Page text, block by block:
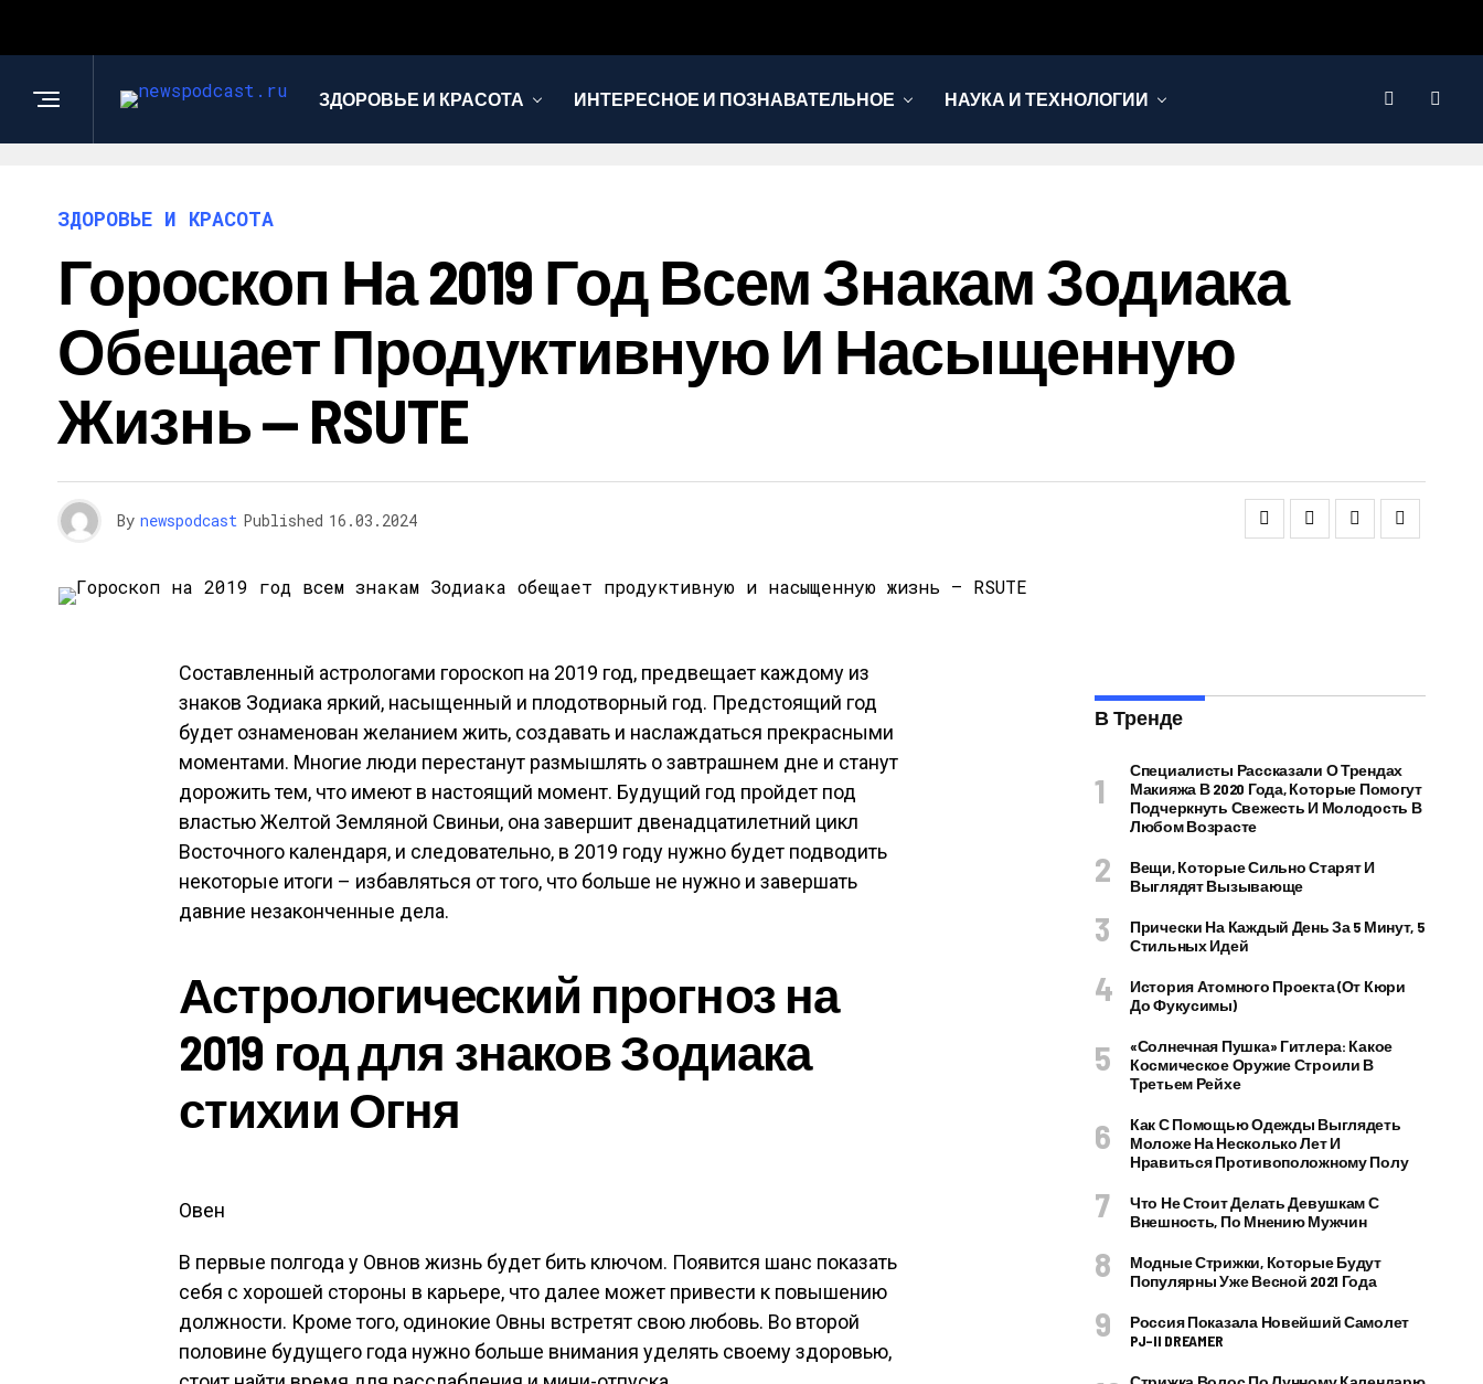
ЗДОРОВЬЕ И КРАСОТА ИНТЕРЕСНОЕ И ПОЗНАВАТЕЛЬНОЕ НАУКА И ТЕХНОЛОГИИ
ЗДОРОВЬЕ И КРАСОТА
Гороскоп На 2019 Год Всем Знакам Зодиака
Обещает Продуктивную И Насыщенную
Жизнь — RSUTE
By newspodcast Published 16.03.2024
Составленный астрологами гороскоп на 2019 год, предвещает каждому из
знаков Зодиака яркий, насыщенный и плодотворный год. Предстоящий год
будет ознаменован желанием жить, создавать и наслаждаться прекрасными
моментами. Многие люди перестанут размышлять о завтрашнем дне и станут
дорожить тем, что имеют в настоящий момент. Будущий год пройдет под
властью Желтой Земляной Свиньи, она завершит двенадцатилетний цикл
Восточного календаря, и следовательно, в 2019 году нужно будет подводить
некоторые итоги – избавляться от того, что больше не нужно и завершать
давние незаконченные дела.
Астрологический прогноз на
2019 год для знаков Зодиака
стихии Огня
Овен
В первые полгода у Овнов жизнь будет бить ключом. Появится шанс показать
себя с хорошей стороны в карьере, что далее может привести к повышению
должности. Кроме того, одинокие Овны встретят свою любовь. Во второй
половине будущего года нужно больше внимания уделять своему здоровью,
В Тренде
Специалисты Рассказали О Трендах
Макияжа В 2020 Года, Которые Помогут
Подчеркнуть Свежесть И Молодость В
Любом Возрасте
Вещи, Которые Сильно Старят И
Выглядят Вызывающе
Прически На Каждый День За 5 Минут, 5
Стильных Идей
История Атомного Проекта (от Кюри
До Фукусимы)
«Солнечная Пушка» Гитлера: Какое
Космическое Оружие Строили В
Третьем Рейхе
Как С Помощью Одежды Выглядеть
Моложе На Несколько Лет И
Нравиться Противоположному Полу
Что Не Стоит Делать Девушкам С
Внешность, По Мнению Мужчин
Модные Стрижки, Которые Будут
Популярны Уже Весной 2021 Года
Россия Показала Новейший Самолет
PJ–II DREAMER